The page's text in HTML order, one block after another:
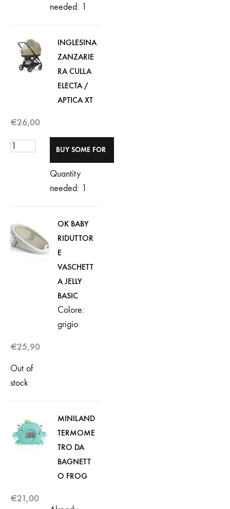
needed: 1
INGLESINA
ZANZARIE
RA CULLA
ELECTA /
APTICA XT
€26,00
Quantity
needed: 1
OK BABY
RIDUTTOR
E
VASCHETT
A JELLY
BASIC
Colore:
grigio
€25,90
Out of
stock
MINILAND
TERMOME
TRO DA
BAGNETT
O FROG
€21,00